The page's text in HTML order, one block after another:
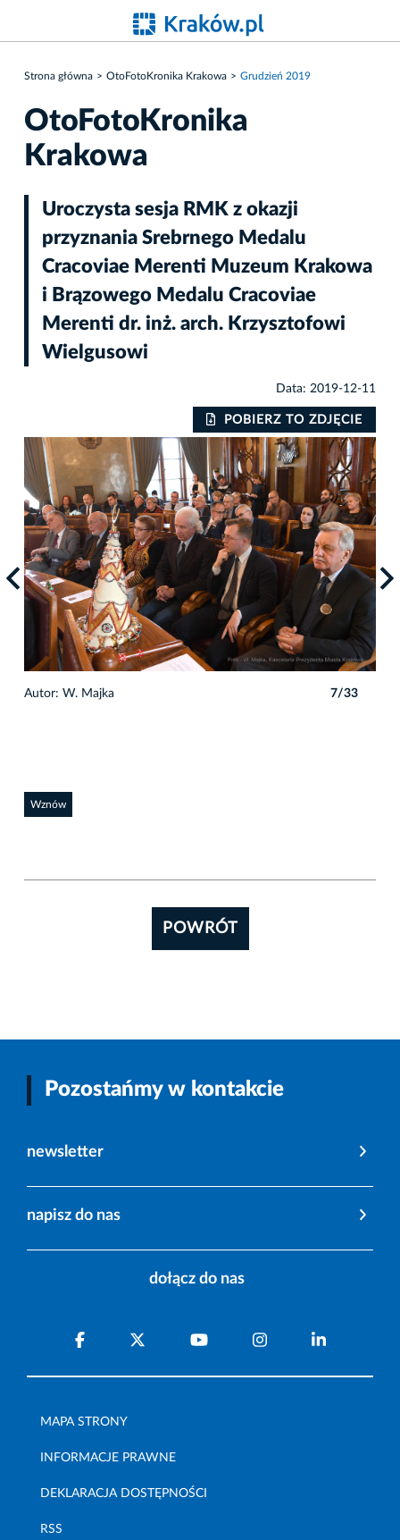
Strona główna OtoFotoKronika Krakowa Grudzień 2019
OtoFotoKronika
Krakowa
Uroczysta sesja RMK z okazji
przyznania Srebrnego Medalu
Cracoviae Merenti Muzeum Krakowa
i Brązowego Medalu Cracoviae
Merenti dr. inż. arch. Krzysztofowi
Wielgusowi
Data: 2019-12-11
POBIERZ TO ZDJĘCIE
Autor: W. Majka 7/33
Wznów
POWRÓT
Pozostańmy w kontakcie
newsletter
napisz do nas
dołącz do nas
MAPA STRONY
INFORMACJE PRAWNE
DEKLARACJA DOSTĘPNOŚCI
RSS